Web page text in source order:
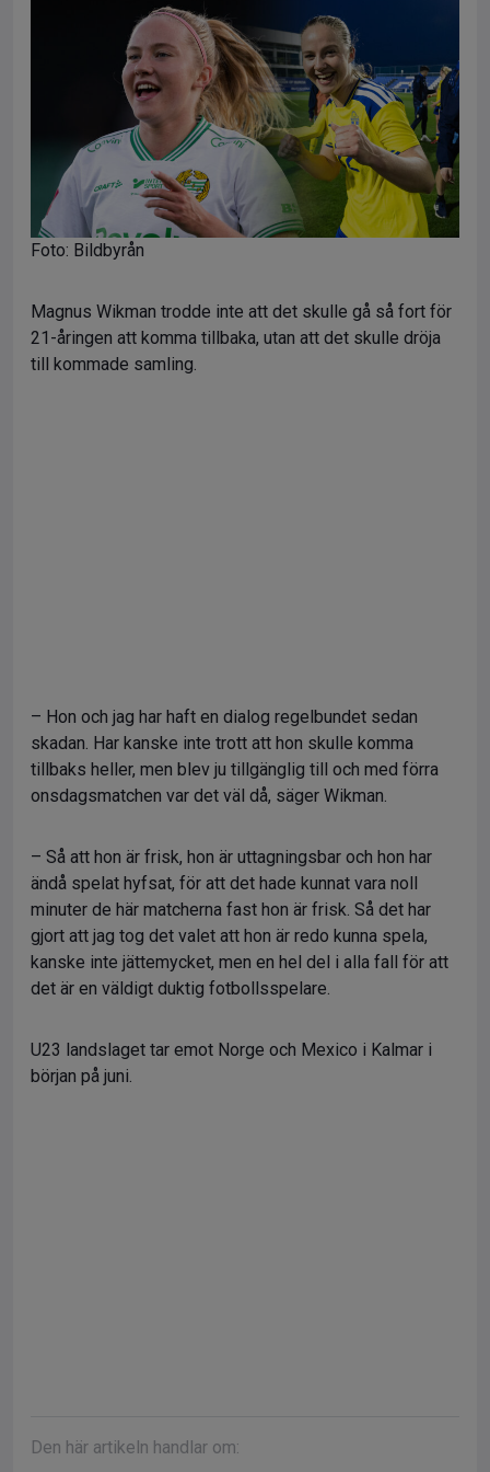
Foto: Bildbyrån
Magnus Wikman trodde inte att det skulle gå så fort för
21-åringen att komma tillbaka, utan att det skulle dröja
till kommade samling.
– Hon och jag har haft en dialog regelbundet sedan
skadan. Har kanske inte trott att hon skulle komma
tillbaks heller, men blev ju tillgänglig till och med förra
onsdagsmatchen var det väl då, säger Wikman.
– Så att hon är frisk, hon är uttagningsbar och hon har
ändå spelat hyfsat, för att det hade kunnat vara noll
minuter de här matcherna fast hon är frisk. Så det har
gjort att jag tog det valet att hon är redo kunna spela,
kanske inte jättemycket, men en hel del i alla fall för att
det är en väldigt duktig fotbollsspelare.
U23 landslaget tar emot Norge och Mexico i Kalmar i
början på juni.
Den här artikeln handlar om: